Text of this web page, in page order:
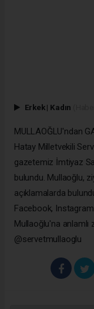
Erkek | Kadın
MULLAOĞLU'ndan
Hatay Milletvekili
gazetemiz İmtiyaz
bulundu. Mullaoğlu,
açıklamalarda
Facebook,
Mullaoğlu'na anlamlı
@servetmullaoglu